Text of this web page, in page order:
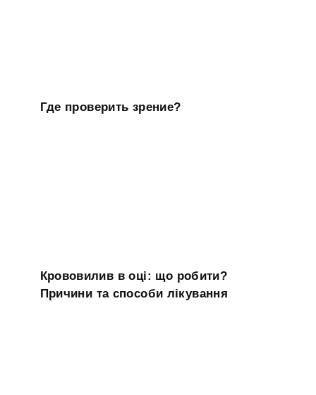
Где проверить зрение?
Крововилив в оці: що робити?
Причини та способи лікування